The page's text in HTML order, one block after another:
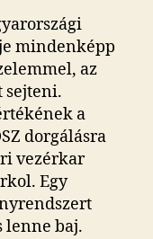
mindenképp
az
sejteni.
a
dorgálásra
vezérkar
Egy
lenne baj.